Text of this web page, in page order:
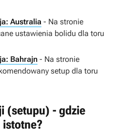
Australia - Na stronie
ustawienia bolidu dla toru
Bahrajn - Na stronie
setup dla toru
(setupu) - gdzie
istotne?